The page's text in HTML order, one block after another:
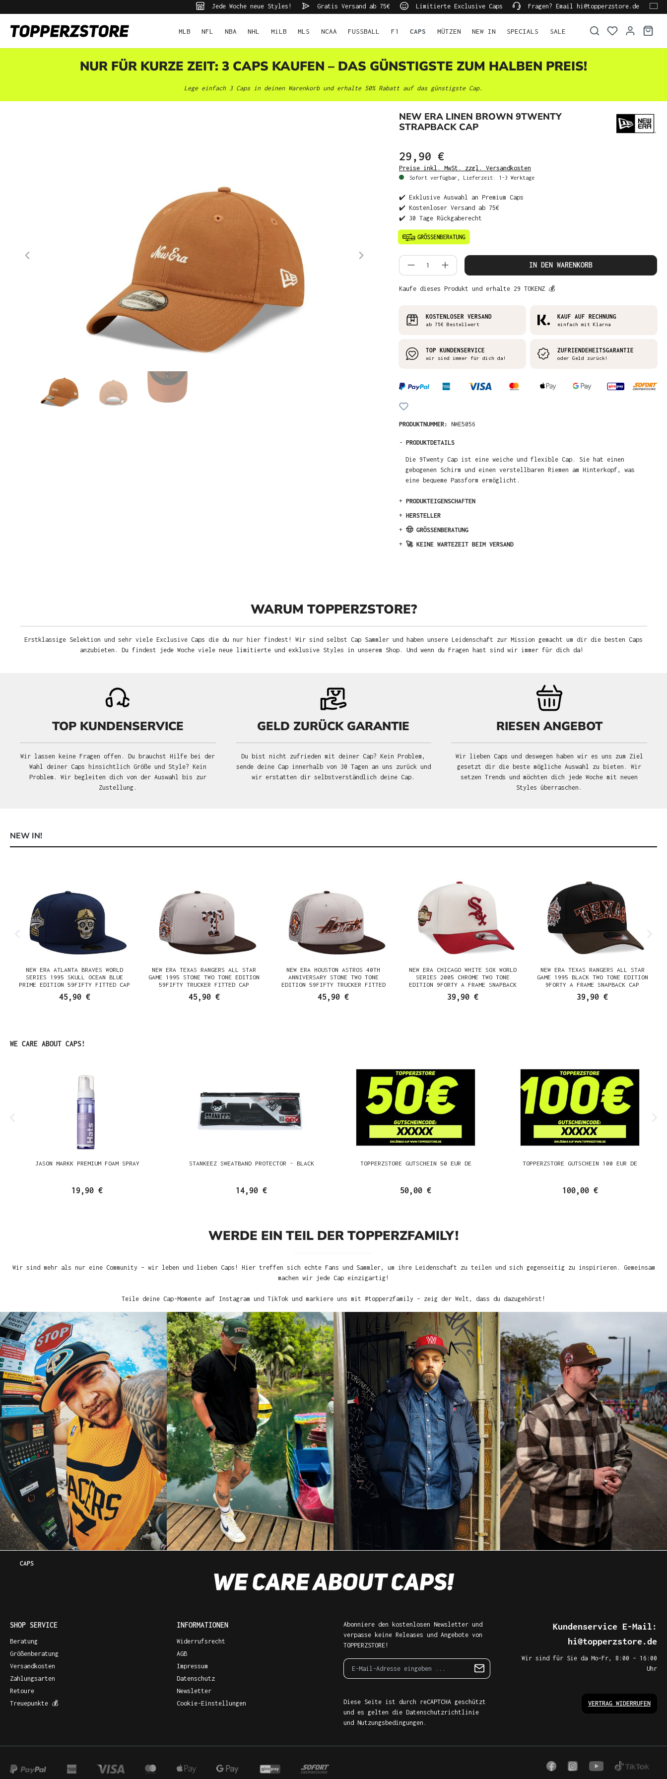
Jede Woche neue Styles! Gratis Versand ab 75€ Limitierte Exclusive Caps Fragen? Email hi@topperzstore.de
MLB NFL NBA NHL MiLB MLS NCAA FUSSBALL F1 CAPS MÜTZEN NEW IN SPECIALS SALE
NUR FÜR KURZE ZEIT: 3 CAPS KAUFEN – DAS GÜNSTIGSTE ZUM HALBEN PREIS!
Lege einfach 3 Caps in deinen Warenkorb und erhalte 50% Rabatt auf das günstigste Cap.
NEW ERA LINEN BROWN 9TWENTY
STRAPBACK CAP
29,90 €
Preise inkl. MwSt. zzgl. Versandkosten
Sofort verfügbar, Lieferzeit: 1-3 Werktage
✔️ Exklusive Auswahl an Premium Caps
✔️ Kostenloser Versand ab 75€
✔️ 30 Tage Rückgaberecht
Produkt Anzahl: Gib den gewünschten Wert
IN DEN WARENKORB
Kaufe dieses Produkt und erhalte 29 TOKENZ 💰
KOSTENLOSER VERSAND
ab 75€ Bestellwert
KAUF AUF RECHNUNG
einfach mit Klarna
TOP KUNDENSERVICE
wir sind immer für dich da!
ZUFRIENDEHEITSGARANTIE
oder Geld zurück!
PRODUKTNUMMER: NWE5056
- PRODUKTDETAILS
Die 9Twenty Cap ist eine weiche und flexible Cap. Sie hat einen
gebogenen Schirm und einen verstellbaren Riemen am Hinterkopf, was
eine bequeme Passform ermöglicht.
+ PRODUKTEIGENSCHAFTEN
+ HERSTELLER
+ 🤠 GRÖSSENBERATUNG
+ 🚀 KEINE WARTEZEIT BEIM VERSAND
WARUM TOPPERZSTORE?
Erstklassige Selektion und sehr viele Exclusive Caps die du nur hier findest! Wir sind selbst Cap Sammler und haben unsere Leidenschaft zur Mission gemacht um dir die besten Caps
anzubieten. Du findest jede Woche viele neue limitierte und exklusive Styles in unserem Shop. Und wenn du Fragen hast sind wir immer für dich da!
TOP KUNDENSERVICE
Wir lassen keine Fragen offen. Du brauchst Hilfe bei der
Wahl deiner Caps hinsichtlich Größe und Style? Kein
Problem. Wir begleiten dich von der Auswahl bis zur
Zustellung.
GELD ZURÜCK GARANTIE
Du bist nicht zufrieden mit deiner Cap? Kein Problem,
sende deine Cap innerhalb von 30 Tagen an uns zurück und
wir erstatten dir selbstverständlich deine Cap.
RIESEN ANGEBOT
Wir lieben Caps und deswegen haben wir es uns zum Ziel
gesetzt dir die beste mögliche Auswahl zu bieten. Wir
setzen Trends und möchten dich jede Woche mit neuen
Styles überraschen.
NEW IN!
NEW ERA ATLANTA BRAVES WORLD
SERIES 1995 SKULL OCEAN BLUE
PRIME EDITION 59FIFTY FITTED CAP
45,90 €
NEW ERA TEXAS RANGERS ALL STAR
GAME 1995 STONE TWO TONE EDITION
59FIFTY TRUCKER FITTED CAP
45,90 €
NEW ERA HOUSTON ASTROS 40TH
ANNIVERSARY STONE TWO TONE
EDITION 59FIFTY TRUCKER FITTED
CAP
45,90 €
NEW ERA CHICAGO WHITE SOX WORLD
SERIES 2005 CHROME TWO TONE
EDITION 9FORTY A FRAME SNAPBACK
CAP
39,90 €
NEW ERA TEXAS RANGERS ALL STAR
GAME 1995 BLACK TWO TONE EDITION
9FORTY A FRAME SNAPBACK CAP
39,90 €
Produktgalerie überspringen
WE CARE ABOUT CAPS!
JASON MARKK PREMIUM FOAM SPRAY
19,90 €
STANKEEZ SWEATBAND PROTECTOR - BLACK
14,90 €
TOPPERZSTORE GUTSCHEIN 50 EUR DE
50,00 €
TOPPERZSTORE GUTSCHEIN 100 EUR DE
100,00 €
WERDE EIN TEIL DER TOPPERZFAMILY!
Wir sind mehr als nur eine Community – wir leben und lieben Caps! Hier treffen sich echte Fans und Sammler, um ihre Leidenschaft zu teilen und sich gegenseitig zu inspirieren. Gemeinsam
machen wir jede Cap einzigartig!
Teile deine Cap-Momente auf Instagram und TikTok und markiere uns mit #topperzfamily – zeig der Welt, dass du dazugehörst!
CAPS
SHOP SERVICE
Beratung
Größenberatung
Versandkosten
Zahlungsarten
Retoure
Treuepunkte 💰
INFORMATIONEN
Widerrufsrecht
AGB
Impressum
Datenschutz
Newsletter
Cookie-Einstellungen
Abonniere den kostenlosen Newsletter und
verpasse keine Releases und Angebote von
TOPPERZSTORE!
Diese Seite ist durch reCAPTCHA geschützt
und es gelten die Datenschutzrichtlinie
und Nutzungsbedingungen .
Kundenservice E-Mail:
hi@topperzstore.de
Wir sind für Sie da Mo–Fr, 8:00 – 16:00
Uhr
VERTRAG WIDERRUFEN